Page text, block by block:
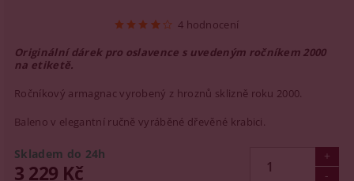
4 hodnocení
Originální dárek pro oslavence s uvedeným ročníkem 2000
na etiketě.
Ročníkový armagnac vyrobený z hroznů sklizně roku 2000.
Baleno v elegantní ručně vyráběné dřevěné krabici.
Skladem do 24h
3 229 Kč